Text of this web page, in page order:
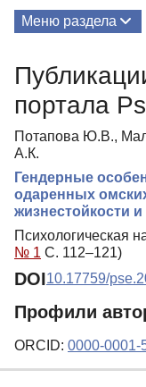
Меню раздела
портала
Потапова Ю.В.,
А.К.
Гендерные
одаренных
жизнестойкости
Психологическая
№ 1 С. 112–121)
DOI10.17759/
Профили
ORCID: 0000-0001-